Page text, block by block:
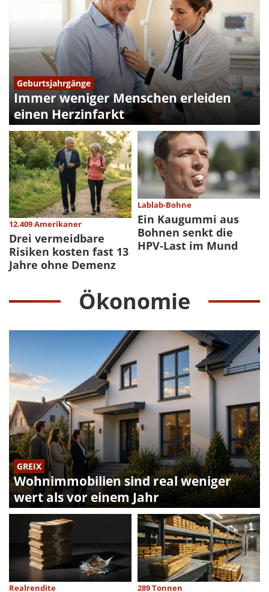
Geburtsjahrgänge
Immer weniger Menschen erleiden
einen Herzinfarkt
12.409 Amerikaner
Drei vermeidbare
Risiken kosten fast 13
Jahre ohne Demenz
Lablab-Bohne
Ein Kaugummi aus
Bohnen senkt die
HPV-Last im Mund
Ökonomie
GREIX
Wohnimmobilien sind real weniger
wert als vor einem Jahr
Realrendite 289 Tonnen